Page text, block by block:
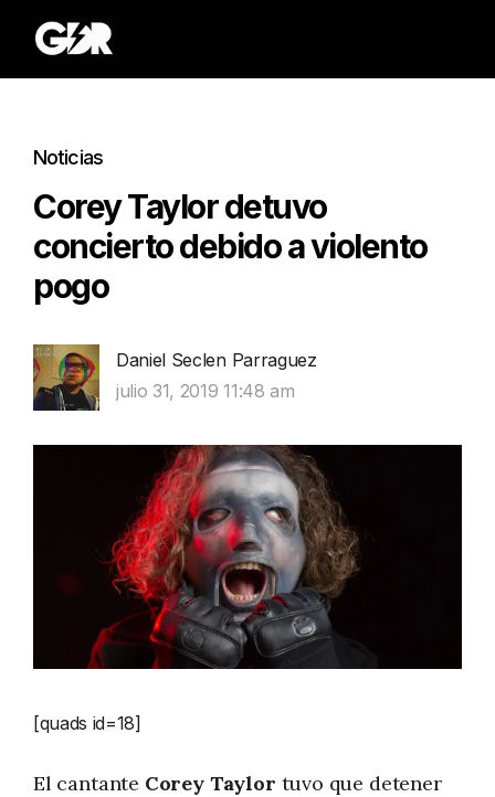
Noticias
Corey Taylor detuvo
concierto debido a violento
pogo
Daniel Seclen Parraguez
julio 31, 2019 11:48 am
[quads id=18]
El cantante Corey Taylor tuvo que detener